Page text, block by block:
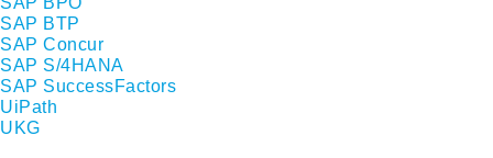
SAP BTP
SAP Concur
SAP S/4HANA
SAP SuccessFactors
UiPath
UKG